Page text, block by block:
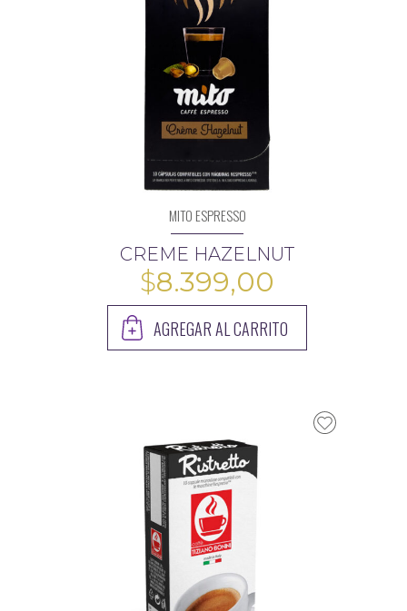
MITO ESPRESSO
CREME HAZELNUT
$8.399,00
AGREGAR AL CARRITO